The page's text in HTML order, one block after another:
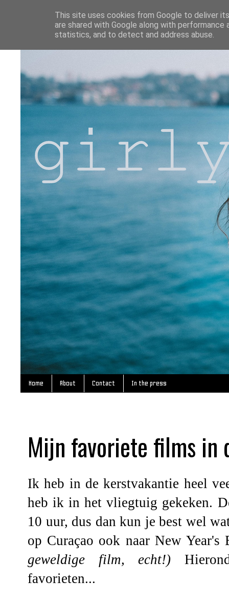
Home About Contact In the press
Mijn favoriete films in
Ik heb in de kerstvakantie heel
heb ik in het vliegtuig gekeken.
10 uur, dus dan kun je best wel
op Curaçao ook naar New
geweldige film, echt!)
favorieten...
This site uses cookies from Google to deliver
are shared with Google along with
statistics, and to detect and address abuse.